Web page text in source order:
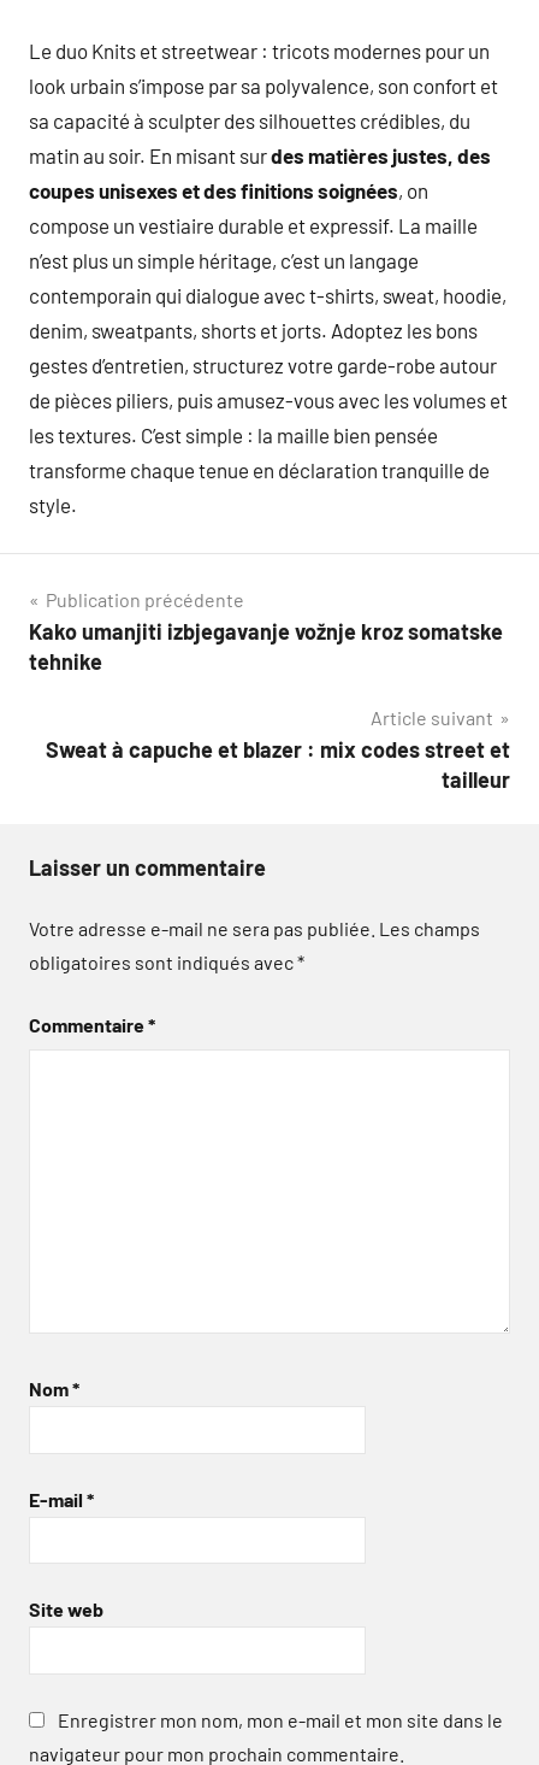
Le duo Knits et streetwear : tricots modernes pour un
look urbain s’impose par sa polyvalence, son confort et
sa capacité à sculpter des silhouettes crédibles, du
matin au soir. En misant surdes matières justes, des
coupes unisexes et des finitions soignées, on
compose un vestiaire durable et expressif. La maille
n’est plus un simple héritage, c’est un langage
contemporain qui dialogue avec t-shirts, sweat, hoodie,
denim, sweatpants, shorts et jorts. Adoptez les bons
gestes d’entretien, structurez votre garde-robe autour
de pièces piliers, puis amusez-vous avec les volumes et
les textures. C’est simple : la maille bien pensée
transforme chaque tenue en déclaration tranquille de
style.
Navigation
de
Publication précédente
Kako umanjiti izbjegavanje vožnje kroz somatske
tehnike
Article suivant
Sweat à capuche et blazer : mix codes street et
tailleur
Laisser un commentaire
Votre adresse e-mail ne sera pas publiée. Les champs
obligatoires sont indiqués avec*
Commentaire*
Nom*
E-mail *
Site web
Enregistrer mon nom, mon e-mail et mon site dans le
navigateur pour mon prochain commentaire.